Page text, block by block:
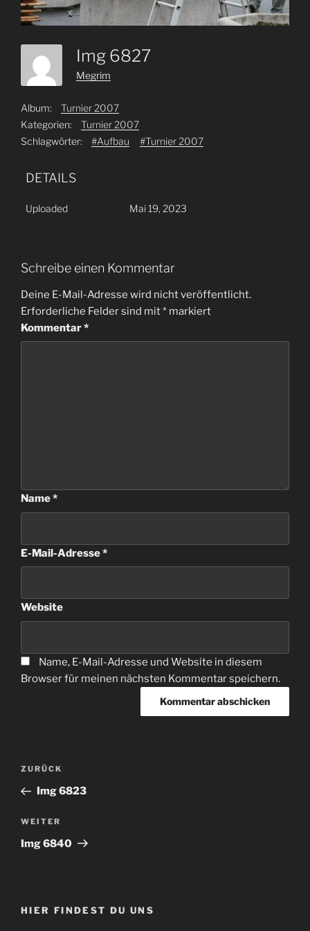
Img 6827
Megrim
Album:
Turnier 2007
Kategorien:
Turnier 2007
Schlagwörter:
#Aufbau #Turnier 2007
DETAILS
Uploaded Mai 19, 2023
Schreibe einen Kommentar
Deine E-Mail-Adresse wird nicht veröffentlicht.
Erforderliche Felder sind mit* markiert
Kommentar*
Name*
E-Mail-Adresse*
Website
Name, E-Mail-Adresse und Website in diesem
Browser für meinen nächsten Kommentar speichern.
Beitragsnavigation
Vorheriger
Beitrag
ZURÜCK
Img 6823
Nächster
Beitrag
WEITER
Img 6840
HIER FINDEST DU UNS